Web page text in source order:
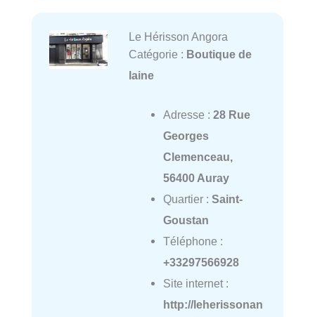
Le Hérisson Angora
Catégorie : Boutique de
laine
Adresse : 28 Rue
Georges
Clemenceau,
56400 Auray
Quartier : Saint-
Goustan
Téléphone :
+33297566928
Site internet :
http://leherissonan